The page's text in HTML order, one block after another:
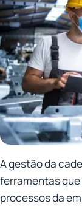
A gestão da
ferramentas
processos da